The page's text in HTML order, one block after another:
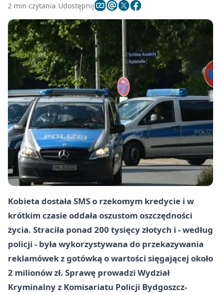
2 min czytania Udostępnij
Kobieta dostała SMS o rzekomym kredycie i w
krótkim czasie oddała oszustom oszczędności
życia. Straciła ponad 200 tysięcy złotych i - według
policji - była wykorzystywana do przekazywania
reklamówek z gotówką o wartości sięgającej około
2 milionów zł. Sprawę prowadzi Wydział
Kryminalny z Komisariatu Policji Bydgoszcz-